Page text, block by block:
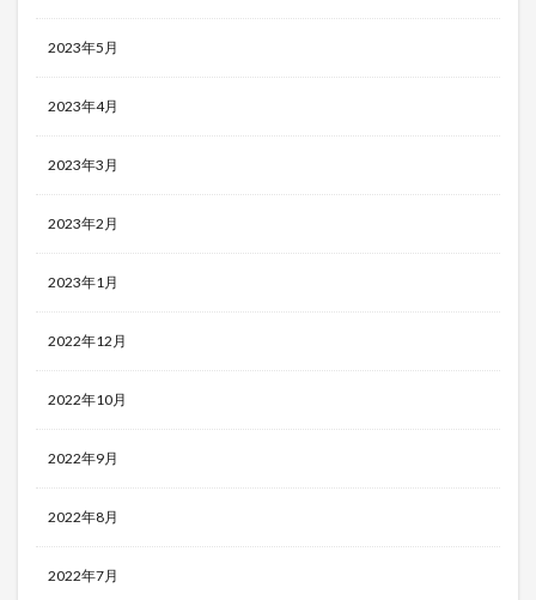
2023年5月
2023年4月
2023年3月
2023年2月
2023年1月
2022年12月
2022年10月
2022年9月
2022年8月
2022年7月